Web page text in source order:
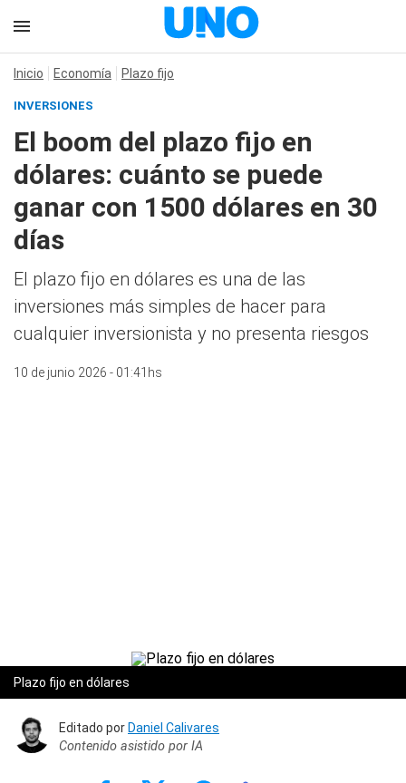
Inicio Economía Plazo fijo
INVERSIONES
El boom del plazo fijo en
dólares: cuánto se puede
ganar con 1500 dólares en 30
días
El plazo fijo en dólares es una de las
inversiones más simples de hacer para
cualquier inversionista y no presenta riesgos
10 de junio 2026 - 01:41hs
Plazo fijo en dólares
Editado porDaniel Calivares
Contenido asistido por IA